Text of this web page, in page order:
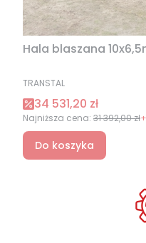
Hala blaszana
PRODUCENT
TRANSTAL
Cena promocyjna
34 531,20 zł
Najniższa cena: 31 392,00 zł
Do koszyka